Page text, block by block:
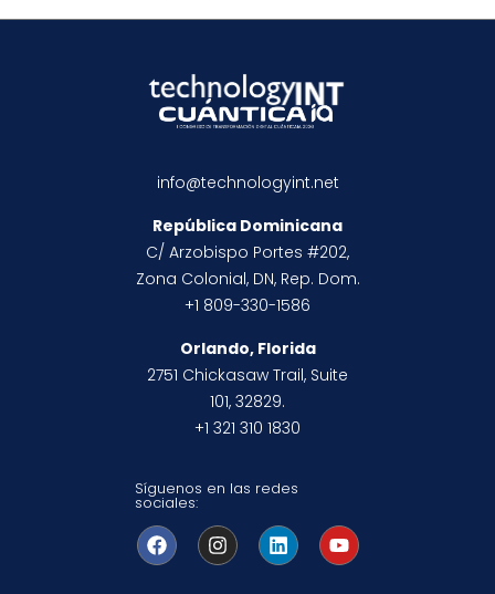
info@technologyint.net
República Dominicana
C/ Arzobispo Portes #202,
Zona Colonial, DN, Rep. Dom.
+1 809-330-1586
Orlando, Florida
2751 Chickasaw Trail, Suite
101, 32829.
+1 321 310 1830
Síguenos en las redes
sociales: